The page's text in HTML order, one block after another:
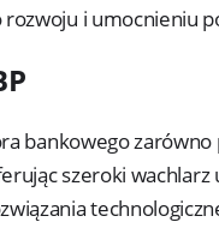
i umocnieniu
bankowego
szeroki